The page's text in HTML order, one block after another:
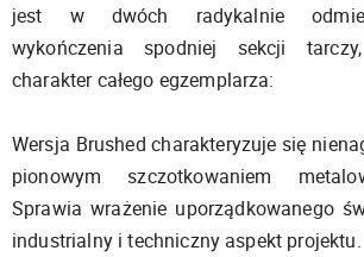
jest w dwóch radykalnie
wykończenia spodniej sekcji
charakter całego egzemplarza:
Wersja Brushed charakteryzuje się
pionowym szczotkowaniem
Sprawia wrażenie uporządkowanego
industrialny i techniczny aspekt projektu.